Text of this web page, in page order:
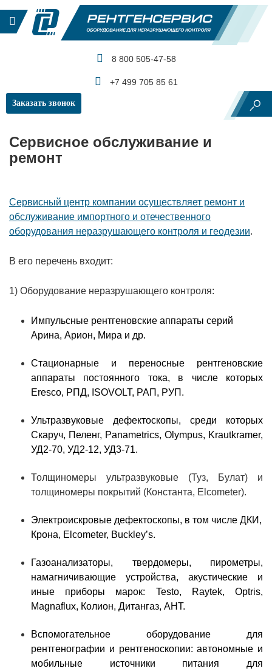
8 800 505-47-58
+7 499 705 85 61
Заказать звонок
Главная Сервисное обслуживание и ремонт
Сервисное обслуживание и
ремонт
Сервисный центр компании осуществляет ремонт и
обслуживание импортного и отечественного
оборудования неразрушающего контроля и геодезии.
В его перечень входит:
1) Оборудование неразрушающего контроля:
Импульсные рентгеновские аппараты серий
Арина, Арион, Мира и др.
Стационарные и переносные рентгеновские
аппараты постоянного тока, в числе которых
Eresco, РПД, ISOVOLT, РАП, РУП.
Ультразвуковые дефектоскопы, среди которых
Скаруч, Пеленг, Panametrics, Olympus, Krautkramer,
УД2-70, УД2-12, УД3-71.
Толщиномеры ультразвуковые (Туз, Булат) и
толщиномеры покрытий (Константа, Elcometer).
Электроискровые дефектоскопы, в том числе ДКИ,
Крона, Elcometer, Buckley’s.
Газоанализаторы, твердомеры, пирометры,
намагничивающие устройства, акустические и
иные приборы марок: Testo, Raytek, Optris,
Magnaflux, Колион, Дитангаз, AНT.
Вспомогательное оборудование для
рентгенографии и рентгеноскопии: автономные и
мобильные источники питания для